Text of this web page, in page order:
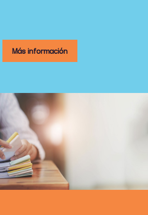
Más información